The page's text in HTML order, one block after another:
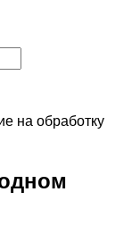
на обработку